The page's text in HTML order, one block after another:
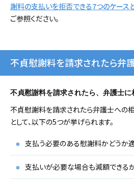
謝料の支払いを拒否できる7つのケース
ご参照ください。
不貞慰謝料を請求されたら弁
不貞慰謝料を請求されたら、弁護士に
不貞慰謝料を請求されたら弁護士への
として、以下の5つが挙げられます。
支払う必要のある慰謝料かどうか
支払いが必要な場合も減額できる